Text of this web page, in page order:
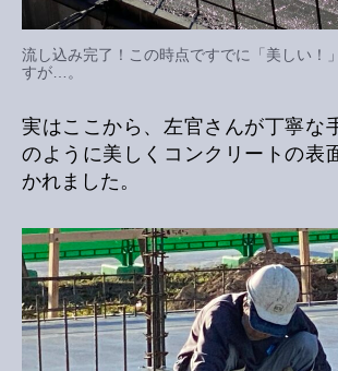
流し込み完了！この時点ですでに「美しい！
すが…。
実はここから、左官さんが丁寧な
のように美しくコンクリートの表
かれました。